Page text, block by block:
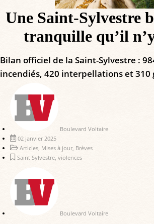
Une Saint-Sylvestre
tranquille qu’il
Bilan officiel de la Saint-Sylvestre :
incendiés, 420 interpellations et 310
Boulevard Voltaire
02 janvier 2025
Articles Mises à jour, Brèves
Saint Sylvestre violences
Boulevard Voltaire